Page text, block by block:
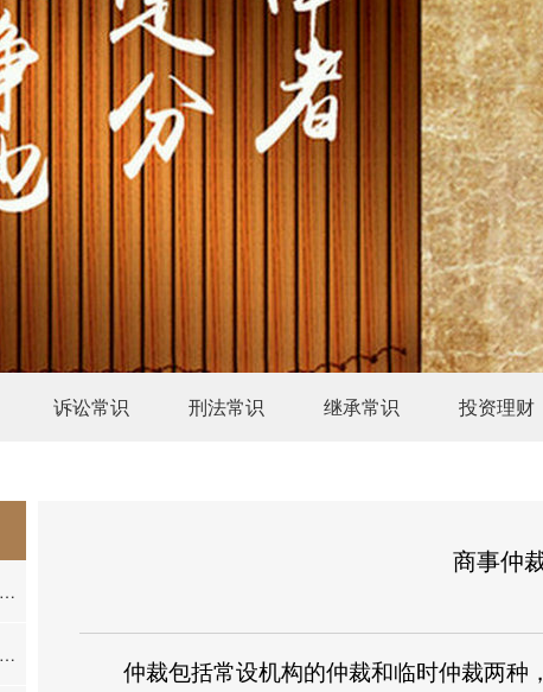
诉讼常识 刑法常识 继承常识 投资理财
商事仲
仲裁包括常设机构的仲裁和临时仲裁两种